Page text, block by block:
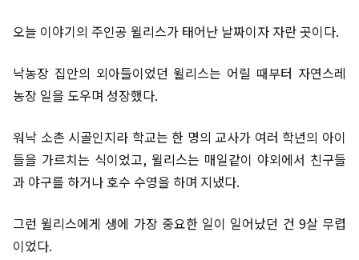
오늘 이야기의 주인공 윌리스가 태어난 날짜이자 자란 곳이다.
낙농장 집안의 외아들이었던 윌리스는 어릴 때부터 자연스레
농장 일을 도우며 성장했다.
워낙 소촌 시골인지라 학교는 한 명의 교사가 여러 학년의 아이
들을 가르치는 식이었고, 윌리스는 매일같이 야외에서 친구들
과 야구를 하거나 호수 수영을 하며 지냈다.
그런 윌리스에게 생에 가장 중요한 일이 일어났던 건 9살 무렵
이었다.